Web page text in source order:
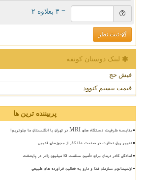
= ۳ بعلاوه ۲
ثبت نظر
لینک دوستان كونفه
فیش حج
قیمت بیسیم کنوود
پربیننده ترین ها
مقایسه ظرفیت دستگاه های MRI در تهران با انگلستان ما جلوتریم!
تغییر ریل نظارت در صنعت غذا گذر از مجوزهای قدیمی
آمادگی کادر درمان برای تأمین سلامت 15 میلیون زائر در پایتخت
اولتیماتوم سازمان غذا و دارو به فعالین فرآورده های طبیعی